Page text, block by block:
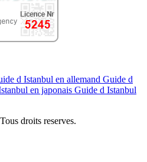
d Istanbul en allemand Guide d
en japonais Guide d Istanbul
droits reserves.